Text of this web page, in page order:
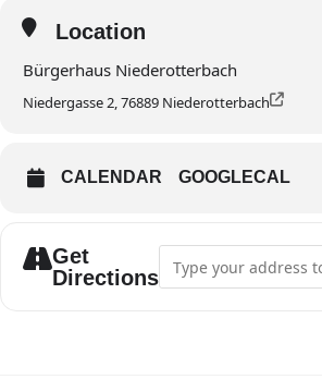
Location
Bürgerhaus Niederotterbach
Niedergasse 2, 76889 Niederotterbach
CALENDAR GOOGLECAL
Get
Directions
Address - Singstunde []